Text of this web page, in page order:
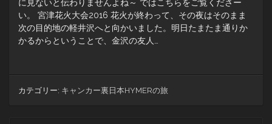
に見ないと伝わりませんよね～ ではこちらをご覧くださー
い。 宮津花火大会2016 花火が終わって、その夜はそのまま
次の目的地の軽井沢へと向かいました。明日たまたま通りか
かるからということで、金沢の友人…
カテゴリー: キャンカー裏日本HYMERの旅